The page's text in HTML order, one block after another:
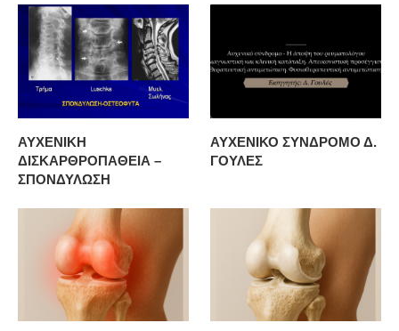
ΑΥΧΕΝΙΚΗ
ΔΙΣΚΑΡΘΡΟΠΑΘΕΙΑ –
ΣΠΟΝΔΥΛΩΣΗ
ΑΥΧΕΝΙΚΟ ΣΥΝΔΡΟΜΟ Δ.
ΓΟΥΛΕΣ